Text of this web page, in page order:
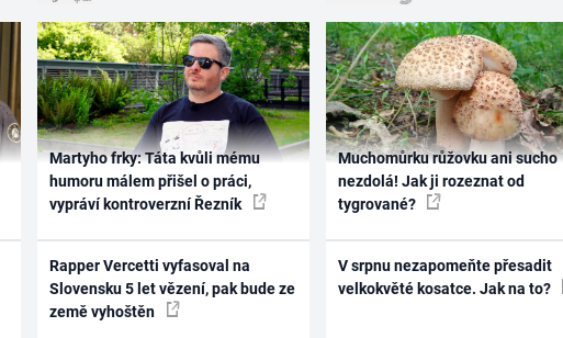
Martyho frky: Táta kvůli mému
humoru málem přišel o práci,
vypráví kontroverzní Řezník
Rapper Vercetti vyfasoval na
Slovensku 5 let vězení, pak bude ze
země vyhoštěn
Muchomůrku růžovku ani sucho
nezdolá! Jak ji rozeznat od
tygrované?
V srpnu nezapomeňte přesadit
velkokvěté kosatce. Jak na to?